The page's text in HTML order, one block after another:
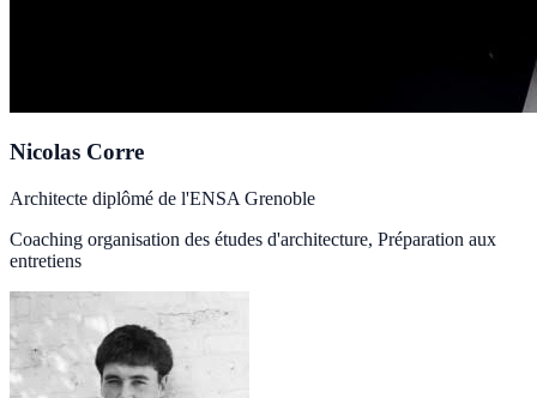
Nicolas Corre
Architecte diplômé de l'ENSA Grenoble
Coaching organisation des études d'architecture, Préparation aux
entretiens